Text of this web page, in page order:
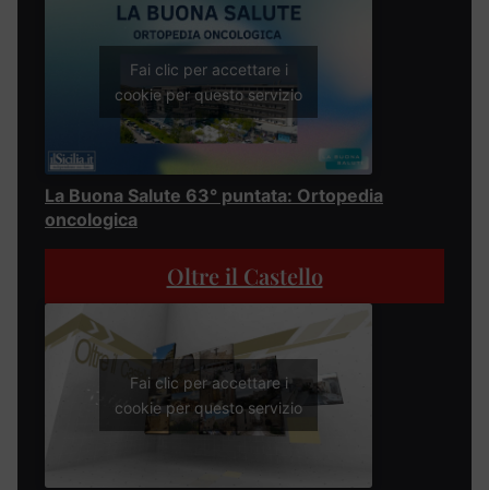
Fai clic per accettare i
cookie per questo servizio
La Buona Salute 63° puntata: Ortopedia
oncologica
Oltre il Castello
Fai clic per accettare i
cookie per questo servizio